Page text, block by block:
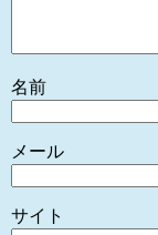
名前
メール
サイト